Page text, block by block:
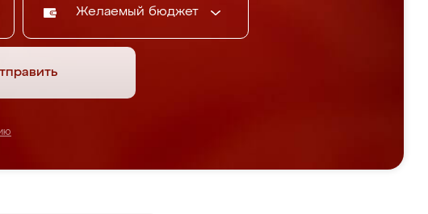
Желаемый бюджет